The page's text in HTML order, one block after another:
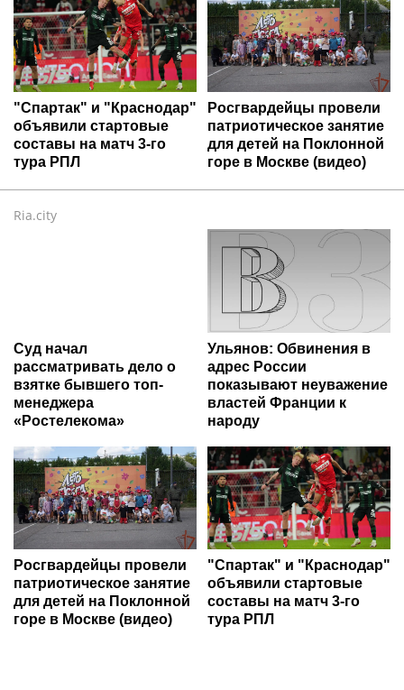
"Спартак" и "Краснодар"
объявили стартовые
составы на матч 3-го
тура РПЛ
Росгвардейцы провели
патриотическое занятие
для детей на Поклонной
горе в Москве (видео)
Ria.city
Суд начал
рассматривать дело о
взятке бывшего топ-
менеджера
«Ростелекома»
Ульянов: Обвинения в
адрес России
показывают неуважение
властей Франции к
народу
Росгвардейцы провели
патриотическое занятие
для детей на Поклонной
горе в Москве (видео)
"Спартак" и "Краснодар"
объявили стартовые
составы на матч 3-го
тура РПЛ